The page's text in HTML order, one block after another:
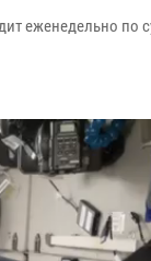
еженедельно по